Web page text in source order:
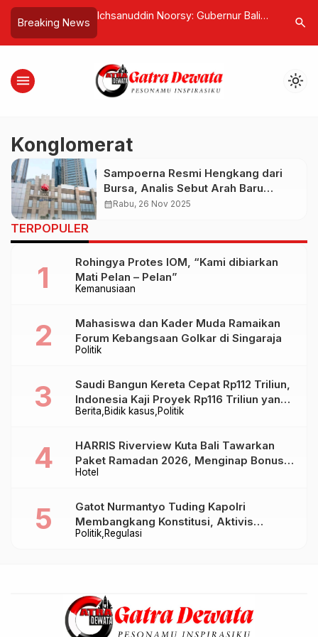
Breaking News
Seven! Teo
Tingkatkan
Ichsanuddin Noorsy: Gubernur Bali
Kemenhub Lecehkan Presiden dan
Rusak Iklim Serta Kepastian
Investasi
Portal
Tangan
search
menu light_mode
Konglomerat
Sampoerna Resmi Hengkang dari
Bursa, Analis Sebut Arah Baru
Konglomerasi Mulai Terlihat
calendar_monthRabu, 26 Nov 2025
TERPOPULER
Kemanusiaan
Rohingya Protes IOM, “Kami dibiarkan
Mati Pelan – Pelan”
Politik
Mahasiswa dan Kader Muda Ramaikan
Forum Kebangsaan Golkar di Singaraja
Berita Bidik kasus Politik
Saudi Bangun Kereta Cepat Rp112 Triliun,
Indonesia Kaji Proyek Rp116 Triliun yang
Baru Sampai Bandung
Hotel
HARRIS Riverview Kuta Bali Tawarkan
Paket Ramadan 2026, Menginap Bonus
Takjil hingga Bukber Mulai Rp88.888
Politik Regulasi
Gatot Nurmantyo Tuding Kapolri
Membangkang Konstitusi, Aktivis
Tegaskan Polri Tak Punya Sejarah